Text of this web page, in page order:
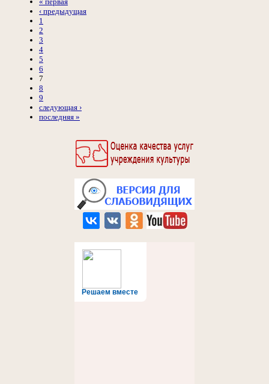
Решаем вместе
‹ предыдущая
1
2
3
4
5
6
7
8
9
следующая ›
последняя »